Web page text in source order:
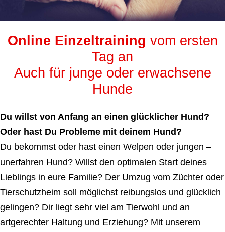
Online Einzeltraining vom ersten
Tag an
Auch für junge oder erwachsene
Hunde
Du willst von Anfang an einen glücklicher Hund?
Oder hast Du Probleme mit deinem Hund?
Du bekommst oder hast einen Welpen oder jungen –
unerfahren Hund? Willst den optimalen Start deines
Lieblings in eure Familie? Der Umzug vom Züchter oder
Tierschutzheim soll möglichst reibungslos und glücklich
gelingen? Dir liegt sehr viel am Tierwohl und an
artgerechter Haltung und Erziehung? Mit unserem